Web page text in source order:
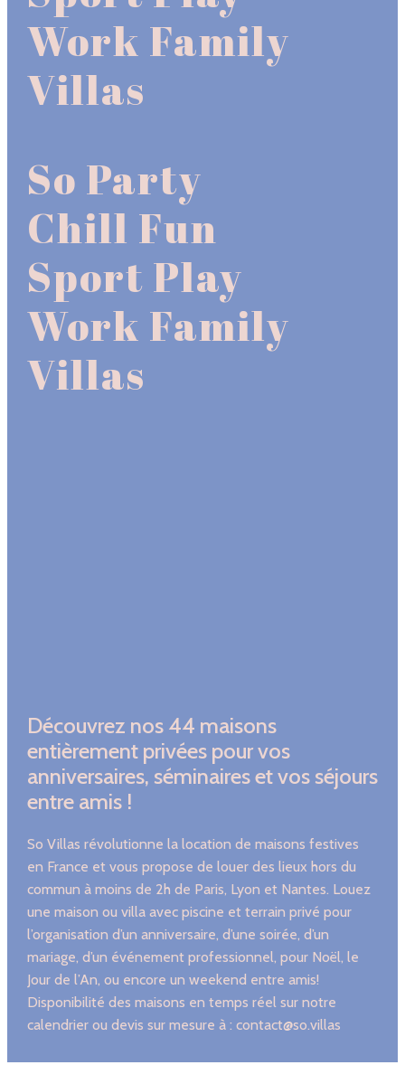
Work Family
Villas
So Party
Chill Fun
Sport Play
Work Family
Villas
Découvrez nos 44 maisons
entièrement privées pour vos
anniversaires, séminaires et vos séjours
entre amis !
So Villas révolutionne la location de maisons festives
en France et vous propose de louer des lieux hors du
commun à moins de 2h de Paris, Lyon et Nantes. Louez
une maison ou villa avec piscine et terrain privé pour
l’organisation d’un anniversaire, d’une soirée, d’un
mariage, d’un événement professionnel, pour Noël, le
Jour de l’An, ou encore un weekend entre amis!
Disponibilité des maisons en temps réel sur notre
calendrier ou devis sur mesure à : contact@so.villas